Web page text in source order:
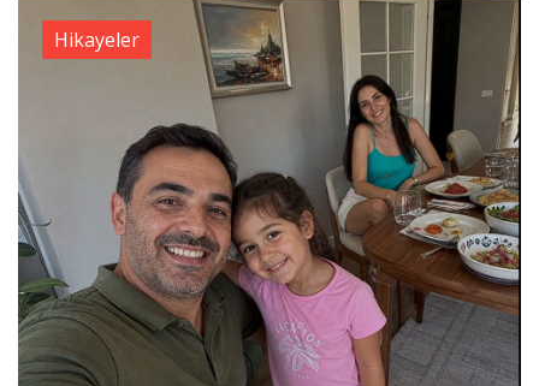
Hikayeler